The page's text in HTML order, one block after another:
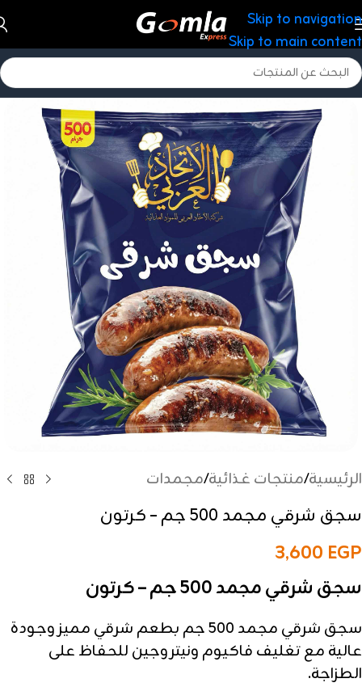
Skip to navigation
Skip to main content
الرئيسية/منتجات غذائية/مجمدات
سجق شرقي مجمد 500 جم – كرتون
3,600 EGP
سجق شرقي مجمد 500 جم – كرتون
سجق شرقي مجمد 500 جم بطعم شرقي مميز وجودة
عالية مع تغليف فاكيوم ونيتروجين للحفاظ على
الطزاجة.